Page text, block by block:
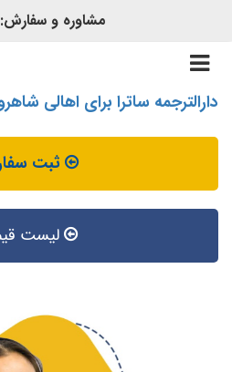
مشاوره و سفارش:
Toggle
navigation
دارالترجمه ساترا برای اهالی
ثبت
لیست